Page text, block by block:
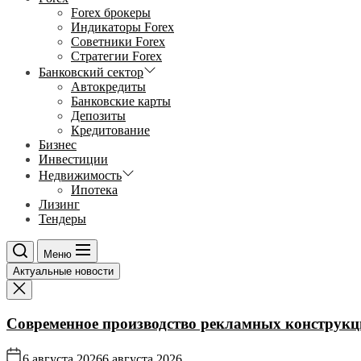
Forex брокеры
Индикаторы Forex
Советники Forex
Стратегии Forex
Банковский сектор
Автокредиты
Банковские карты
Депозиты
Кредитование
Бизнес
Инвестиции
Недвижимость
Ипотека
Лизинг
Тендеры
Меню
Актуальные новости
Современное производство рекламных